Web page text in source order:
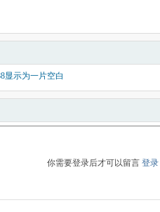
显示为一片空白
你需要登录后才可以留言 登录|